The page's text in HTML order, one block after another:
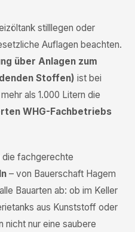
stilllegen oder
Auflagen beachten.
über Anlagen zum
Stoffen) ist bei
als 1.000 Litern die
WHG-Fachbetriebs
die fachgerechte
– von Bauerschaft Hagem
Bauarten ab: ob im Keller
aus Kunststoff oder
nicht nur eine saubere